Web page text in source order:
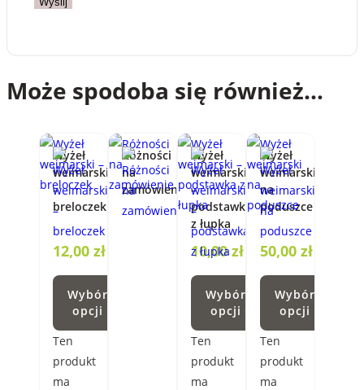
Może spodoba się również…
Wyżeł
weimarski
–
breloczek
12,00 zł
Wybór
opcji
Ten
produkt
ma
Różności
na
zamówienie
Wyżeł
weimarski
–
podstawka
z łupka
10,00zł
Wybór
opcji
Ten
produkt
ma
Wyżeł
weimarski
na
poduszce
50,00 zł
Wybór
opcji
Ten
produkt
ma